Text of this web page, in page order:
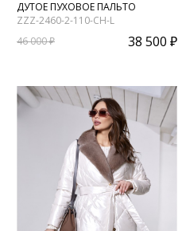
ДУТОЕ ПУХОВОЕ ПАЛЬТО
ZZZ-2460-2-110-CH-L
46 000 ₽
38 500 ₽